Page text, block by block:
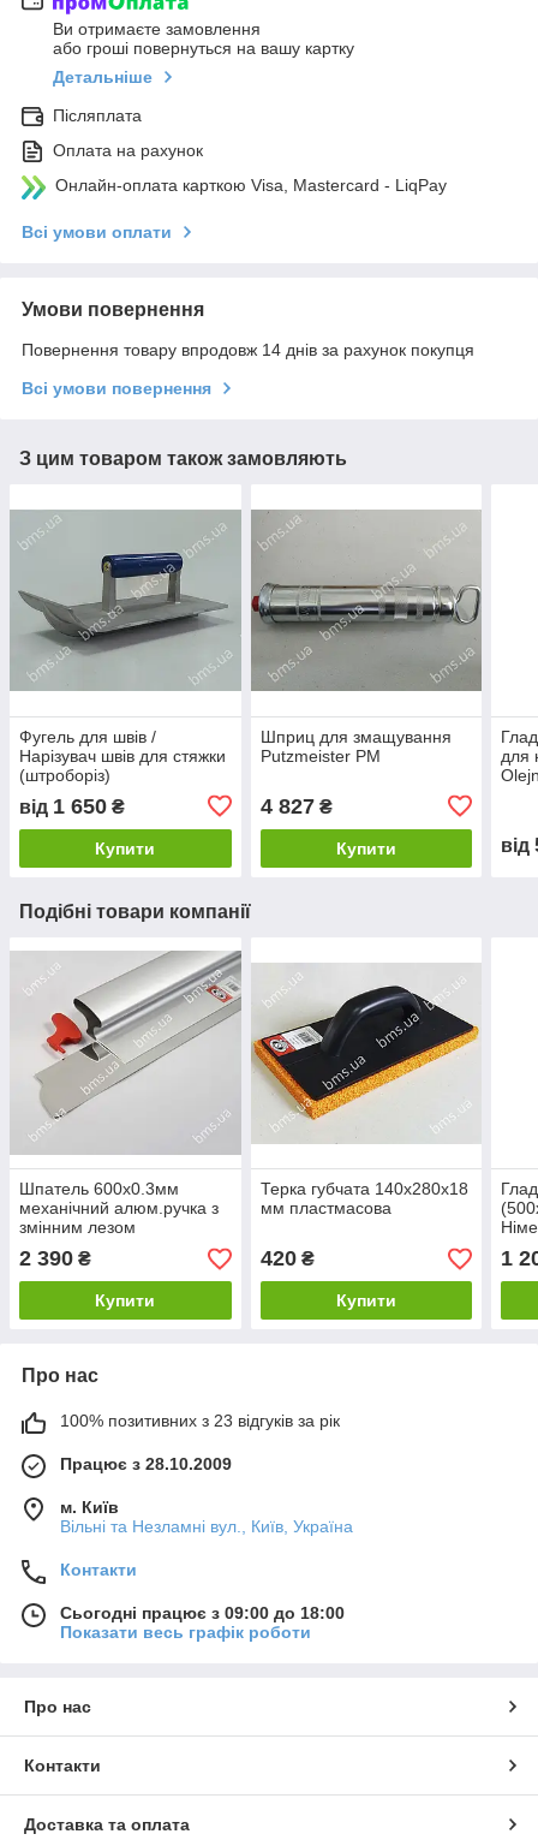
Ви отримаєте замовлення
або гроші повернуться на вашу картку
Детальніше
Післяплата
Оплата на рахунок
Онлайн-оплата карткою Visa, Mastercard - LiqPay
Всі умови оплати
Умови повернення
Повернення товару впродовж 14 днів за рахунок покупця
Всі умови повернення
З цим товаром також замовляють
Фугель для швів /
Нарізувач швів для стяжки
(штроборіз)
від 1 650 ₴
Купити
Шприц для змащування
Putzmeister PM
4 827₴
Купити
для
від
Подібні товари компанії
Шпатель 600х0.3мм
механічний алюм.ручка з
змінним лезом
PROFESSIONAL OLEJNIK
2 390 ₴
Купити
Терка губчата 140х280х18
мм пластмасова
420₴
Купити
1
Про нас
100% позитивних з 23 відгуків за рік
Працює з 28.10.2009
м. Київ
Вільні та Незламні вул., Київ, Україна
Контакти
Сьогодні працює з 09:00 до 18:00
Показати весь графік роботи
Про нас
Контакти
Доставка та оплата